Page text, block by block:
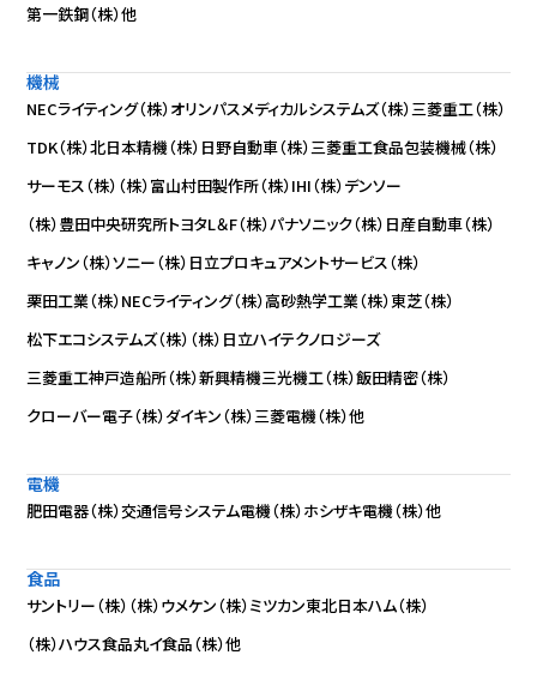
第一鉄鋼（株）他
機械
NECライティング（株）オリンパスメディカルシステムズ（株）三菱重工（株）
TDK（株）北日本精機（株） 日野自動車（株）三菱重工食品包装機械（株）
サーモス（株） （株）富山村田製作所（株）IHI（株）デンソー
（株）豊田中央研究所トヨタL＆F（株）パナソニック（株） 日産自動車（株）
キャノン（株）ソニー（株） 日立プロキュアメントサービス（株）
栗田工業（株）NECライティング（株）高砂熱学工業（株）東芝（株）
松下エコシステムズ（株） （株）日立ハイテクノロジーズ
三菱重工神戸造船所（株）新興精機三光機工（株）飯田精密（株）
クローバー電子（株）ダイキン（株）三菱電機（株）他
電機
肥田電器（株）交通信号システム電機（株）ホシザキ電機（株）他
食品
サントリー（株） （株）ウメケン（株）ミツカン東北日本ハム（株）
（株）ハウス食品丸イ食品（株）他